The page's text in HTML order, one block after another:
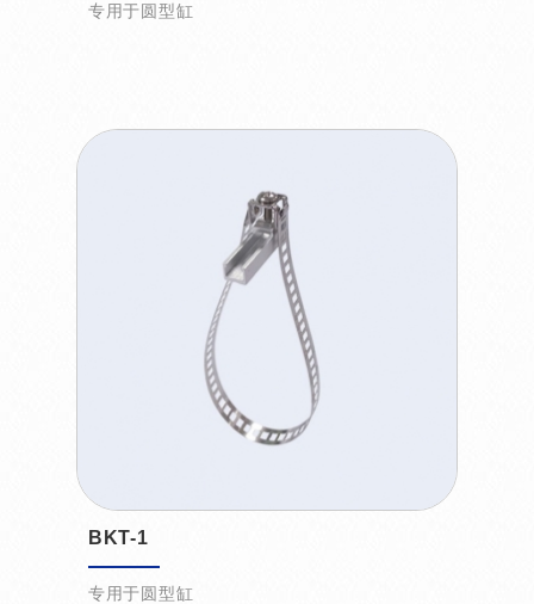
专用于圆型缸
BKT-1
专用于圆型缸